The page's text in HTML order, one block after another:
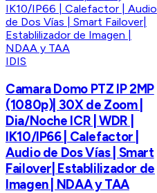
IDIS
Camara Domo PTZ IP 2MP
(1080p)| 30X de Zoom |
Dia/Noche ICR | WDR |
IK10/IP66 | Calefactor |
Audio de Dos Vías | Smart
Failover| Establilizador de
Imagen | NDAA y TAA